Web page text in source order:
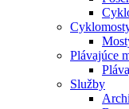
Plávajúce
Služby